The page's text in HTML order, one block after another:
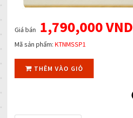
Giá bán 1,790,000 VND
Mã sản phẩm: KTNMSSP1
THÊM VÀO GIỎ